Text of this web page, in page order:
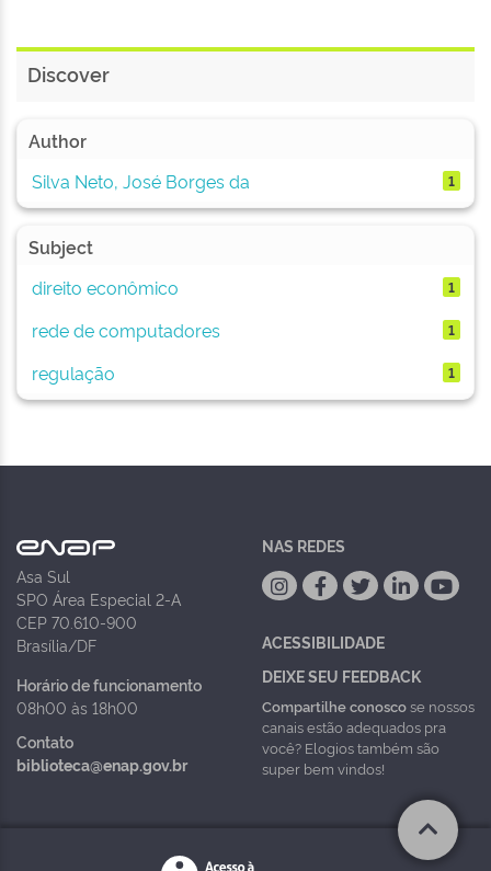
Discover
Author
Silva Neto, José Borges da
1
Subject
direito econômico
1
rede de computadores 1
regulação 1
Asa Sul
SPO Área Especial 2-A
CEP 70.610-900
Brasília/DF
Horário de funcionamento
08h00 às 18h00
Contato
biblioteca@enap.gov.br
NAS REDES
ACESSIBILIDADE
DEIXE SEU FEEDBACK
Compartilhe conoscose nossos
canais estão adequados pra
você? Elogios também são
super bem vindos!